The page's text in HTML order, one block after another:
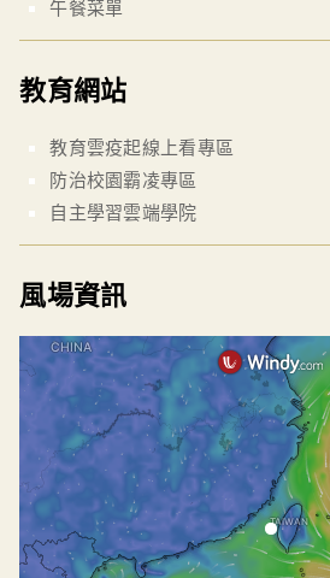
午餐菜單
教育網站
教育雲疫起線上看專區
防治校園霸凌專區
自主學習雲端學院
風場資訊